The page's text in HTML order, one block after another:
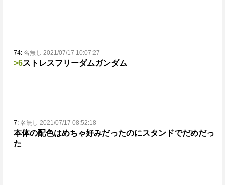
74: 名無し 2021/07/17 10:07:27
>6ストレスフリーダムガンダム
7: 名無し 2021/07/17 08:52:18
本体の配色はめちゃ好みだったのにスタンドでだめだっ
た